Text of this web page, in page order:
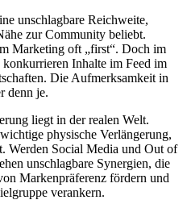
unschlagbare Reichweite,
zur Community beliebt.
Marketing oft „first“. Doch im
Inhalte im Feed im
Die Aufmerksamkeit in
denn je.
liegt in der realen Welt.
physische Verlängerung,
Werden Social Media und Out of
unschlagbare Synergien, die
Markenpräferenz fördern und
verankern.